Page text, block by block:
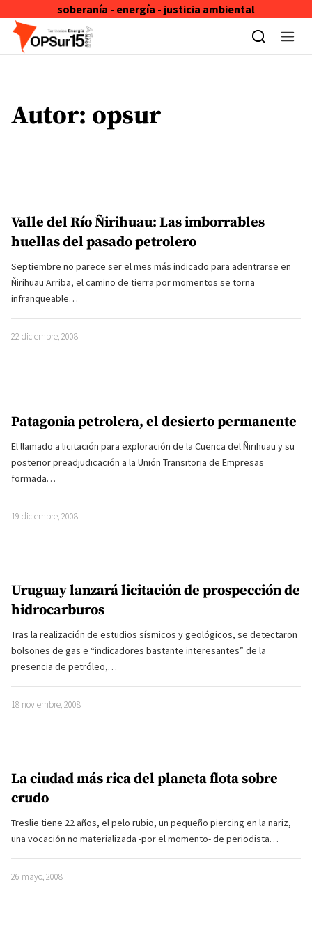
soberanía - energía - justicia ambiental
Skip to content
Autor: opsur
Valle del Río Ñirihuau: Las imborrables
huellas del pasado petrolero
Septiembre no parece ser el mes más indicado para adentrarse en
Ñirihuau Arriba, el camino de tierra por momentos se torna
infranqueable…
22 diciembre, 2008
Patagonia petrolera, el desierto permanente
El llamado a licitación para exploración de la Cuenca del Ñirihuau y su
posterior preadjudicación a la Unión Transitoria de Empresas
formada…
19 diciembre, 2008
Uruguay lanzará licitación de prospección de
hidrocarburos
Tras la realización de estudios sísmicos y geológicos, se detectaron
bolsones de gas e “indicadores bastante interesantes” de la
presencia de petróleo,…
18 noviembre, 2008
La ciudad más rica del planeta flota sobre
crudo
Treslie tiene 22 años, el pelo rubio, un pequeño piercing en la nariz,
una vocación no materializada -por el momento- de periodista…
26 mayo, 2008